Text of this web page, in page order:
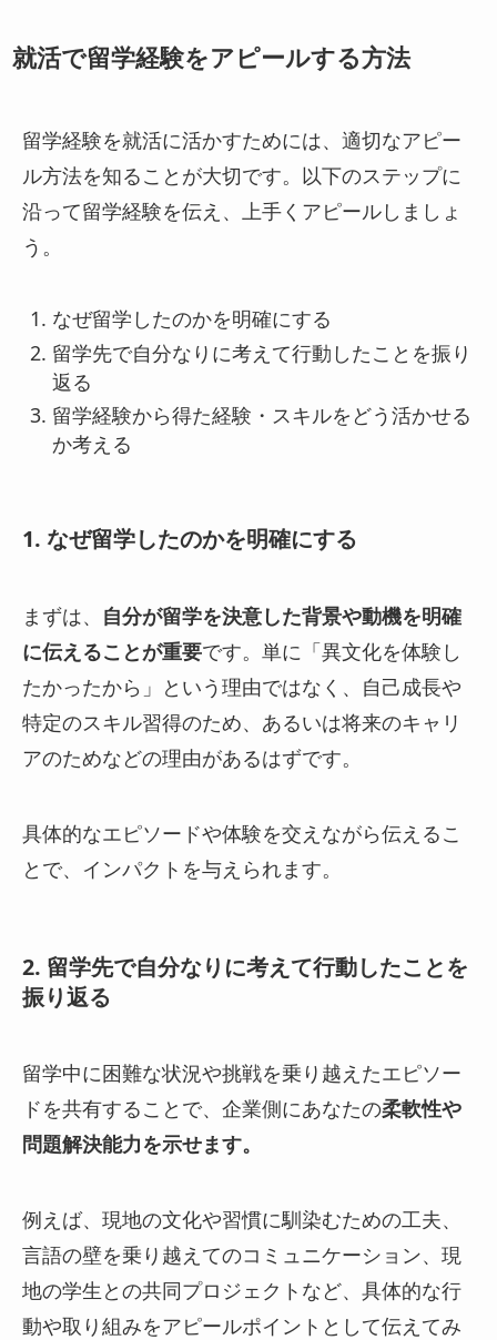
就活で留学経験をアピールする方法
留学経験を就活に活かすためには、適切なアピー
ル方法を知ることが大切です。以下のステップに
沿って留学経験を伝え、上手くアピールしましょ
う。
なぜ留学したのかを明確にする
留学先で自分なりに考えて行動したことを振り
返る
留学経験から得た経験・スキルをどう活かせる
か考える
1. なぜ留学したのかを明確にする
まずは、 自分が留学を決意した背景や動機を明確
に伝えることが重要です。単に「異文化を体験し
たかったから」という理由ではなく、自己成長や
特定のスキル習得のため、あるいは将来のキャリ
アのためなどの理由があるはずです。
具体的なエピソードや体験を交えながら伝えるこ
とで、インパクトを与えられます。
2. 留学先で自分なりに考えて行動したことを
振り返る
留学中に困難な状況や挑戦を乗り越えたエピソー
ドを共有することで、企業側にあなたの柔軟性や
問題解決能力を示せます。
例えば、現地の文化や習慣に馴染むための工夫、
言語の壁を乗り越えてのコミュニケーション、現
地の学生との共同プロジェクトなど、具体的な行
動や取り組みをアピールポイントとして伝えてみ